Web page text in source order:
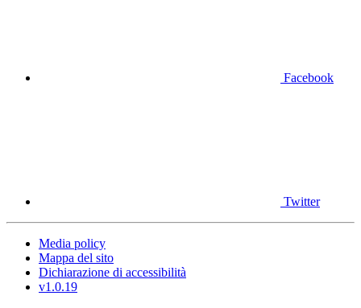
Facebook
Twitter
Media policy
Mappa del sito
Dichiarazione di accessibilità
v1.0.19